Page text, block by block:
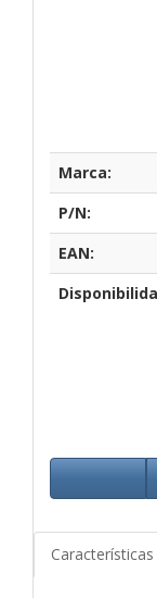
Marca:
P/N:
EAN:
Características